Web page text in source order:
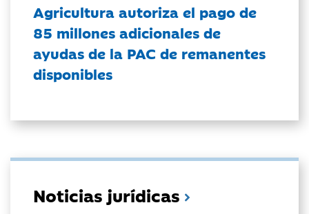
Agricultura autoriza el pago de
85 millones adicionales de
ayudas de la PAC de remanentes
disponibles
Noticias jurídicas